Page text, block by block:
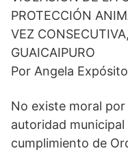
i
t
t
e
r
b
o
o
k
PROTECCIÓN
VEZ
GUAICAIPURO
Por Angela Expósito
No existe moral
autoridad municipal
cumplimiento de